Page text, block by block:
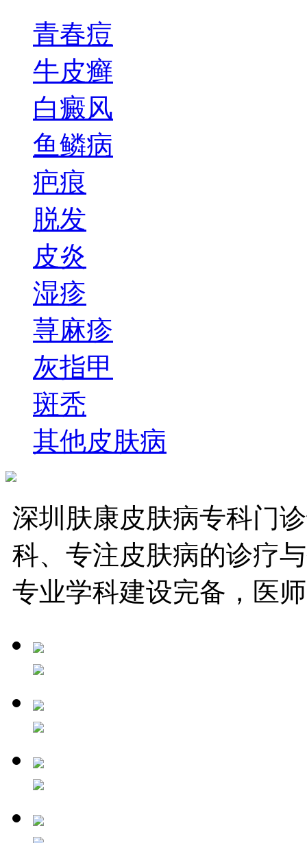
青春痘
牛皮癣
白癜风
鱼鳞病
疤痕
脱发
皮炎
湿疹
荨麻疹
灰指甲
斑秃
其他皮肤病
深圳肤康皮肤病专科门
科、专注皮肤病的诊疗
专业学科建设完备，医